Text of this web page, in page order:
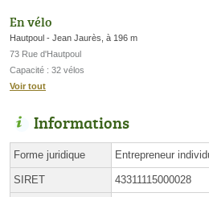
En vélo
Hautpoul - Jean Jaurès, à 196 m
73 Rue d'Hautpoul
Capacité : 32 vélos
Voir tout
Informations
Forme juridique Entrepreneur
SIRET 43311115000028